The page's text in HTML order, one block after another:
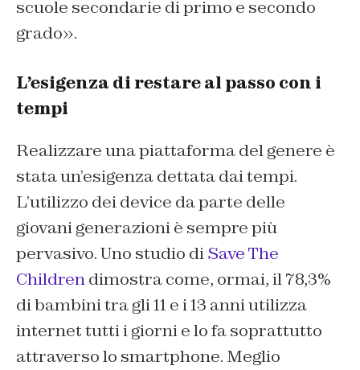
scuole secondarie di primo e secondo
grado».
L’esigenza di restare al passo con i
tempi
Realizzare una piattaforma del genere è
stata un’esigenza dettata dai tempi.
L’utilizzo dei device da parte delle
giovani generazioni è sempre più
pervasivo. Uno studio diSave The
Childrendimostra come, ormai, il 78,3%
di bambini tra gli 11 e i 13 anni utilizza
internet tutti i giorni e lo fa soprattutto
attraverso lo smartphone. Meglio